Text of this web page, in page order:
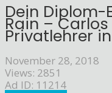
Dein Diplom-
Rain –
Privatlehrer
November 28, 2018
Views: 2851
Ad ID: 11214